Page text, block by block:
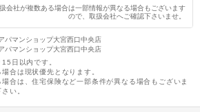
会社が複数ある場合は一部情報が異なる場合もございます
ので、取扱会社へご確認下さいませ。
パマンショップ大宮西口中央店
パマンショップ大宮西口中央店
日以内です。
合は現状優先となります。
合は、住宅保険など一部条件が異なる場合もございま
い。